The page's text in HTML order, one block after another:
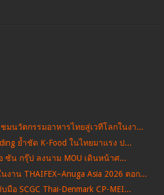
มนวัตกรรมอาหารไทยสู่เวทีโลกในงา...
ย้ำชัด K-Food ในไทยมาแรง ป...
น กรุ๊ป ลงนาม MOU เดินหน้าศ...
งาน THAIFEX–Anuga Asia 2026 ตอก...
อ SCGC Thai-Denmark CP-MEI...